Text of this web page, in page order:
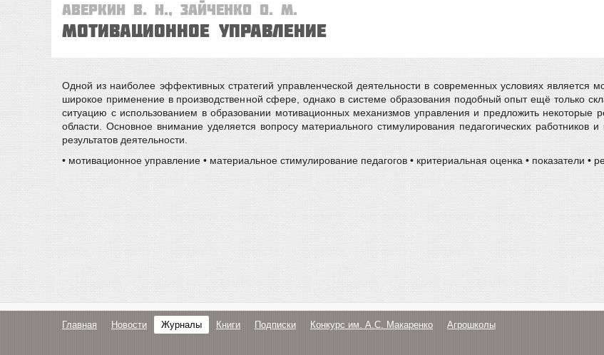
Аверкин В. Н., Зайченко О. М.
Мотивационное управление
Одной из наиболее эффективных стратегий управленческой деятельности в современных условиях является
широкое применение в производственной сфере, однако в системе образования подобный опыт ещё только
ситуацию с использованием в образовании мотивационных механизмов управления и предложить некоторые
области. Основное внимание уделяется вопросу материального стимулирования педагогических работников
результатов деятельности.
• мотивационное управление • материальное стимулирование педагогов • критериальная оценка • показатели •
Главная Новости Журналы Книги Подписки Конкурс им. А.С. Макаренко Агрошколы